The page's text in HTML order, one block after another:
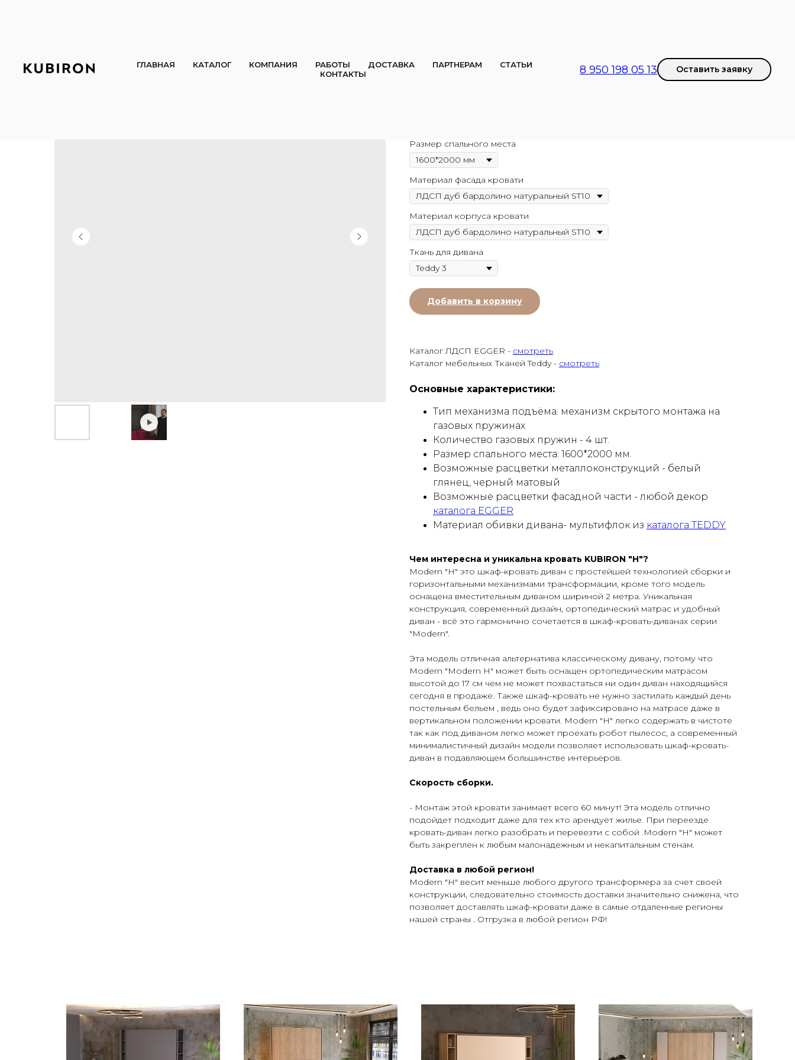
ГЛАВНАЯ КАТАЛОГ КОМПАНИЯ РАБОТЫ ДОСТАВКА ПАРТНЕРАМ
СТАТЬИ
КОНТАКТЫ
8 950 198 05 13 Оставить заявку
1. Шкаф-кровать-диван Modern "H"
Размер спального места
Материал фасада кровати
Материал корпуса кровати
Ткань для дивана
Добавить в корзину
Каталог ЛДСП EGGER - смотреть
Каталог мебельных Тканей Teddy - смотреть
Основные характеристики:
Тип механизма подъёма: механизм скрытого монтажа на
газовых пружинах
Количество газовых пружин - 4 шт.
Размер спального места: 1600*2000 мм.
Возможные расцветки металлоконструкций - белый
глянец, черный матовый
Возможные расцветки фасадной части - любой декор
каталога EGGER
Материал обивки дивана- мультифлок из каталога TEDDY
Чем интересна и уникальна кровать KUBIRON "H"?
Modern "H" это шкаф-кровать диван с простейшей технологией сборки и
горизонтальными механизмами трансформации, кроме того модель
оснащена вместительным диваном шириной 2 метра. Уникальная
конструкция, современный дизайн, ортопедический матрас и удобный
диван - всё это гармонично сочетается в шкаф-кровать-диванах серии
"Modern".
Эта модель отличная альтернатива классическому дивану, потому что
Modern "Modern H" может быть оснащен ортопедическим матрасом
высотой до 17 см чем не может похвастаться ни один диван находящийся
сегодня в продаже. Также шкаф-кровать не нужно застилать каждый день
постельным бельем , ведь оно будет зафиксировано на матрасе даже в
вертикальном положении кровати. Modern "H" легко содержать в чистоте
так как под диваном легко может проехать робот пылесос, а современный
минималистичный дизайн модели позволяет использовать шкаф-кровать-
диван в подавляющем большинстве интерьеров.
Скорость сборки.
- Монтаж этой кровати занимает всего 60 минут! Эта модель отлично
подойдет подходит даже для тех кто арендует жилье. При переезде
кровать-диван легко разобрать и перевезти с собой .Modern "H" может
быть закреплен к любым малонадежным и некапитальным стенам.
Доставка в любой регион!
Modern "H" весит меньше любого другого трансформера за счет своей
конструкции, следовательно стоимость доставки значительно снижена, что
позволяет доставлять шкаф-кровати даже в самые отдаленные регионы
нашей страны . Отгрузка в любой регион РФ!